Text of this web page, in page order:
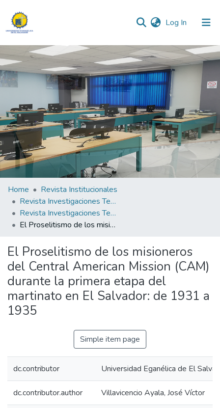
Log In (current)
Communities & Collections
All of DSpace
Home
Revista Institucionales
Revista Investigaciones Teológicas
Revista Investigaciones Teológicas N°4
El Proselitismo de los misioneros del Central American Mission (CAM) durante la primera etapa del martinato en El Salvador: de 1931 a 1935
El Proselitismo de los misioneros
del Central American Mission (CAM)
durante la primera etapa del
martinato en El Salvador: de 1931 a
1935
Simple item page
dc.contributor Universidad Eganélica de El
dc.contributor.author Villavicencio Ayala, José Víctor